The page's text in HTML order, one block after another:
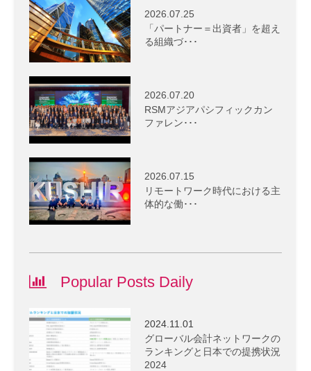
2026.07.25
「パートナー＝出資者」を超え
る組織づ･･･
2026.07.20
RSMアジアパシフィックカン
ファレン･･･
2026.07.15
リモートワーク時代における主
体的な働･･･
Popular Posts Daily
2024.11.01
グローバル会計ネットワークの
ランキングと日本での提携状況
2024